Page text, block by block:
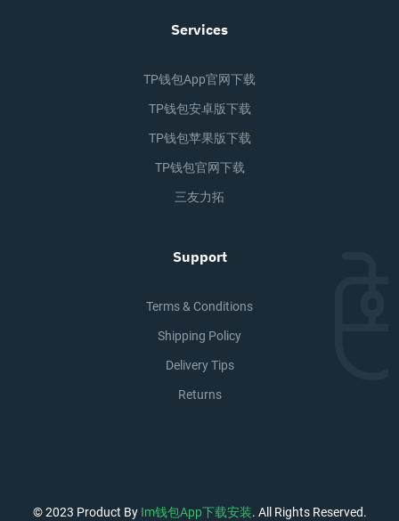
Services
TP钱包app官网下载
TP钱包安卓版下载
TP钱包苹果版下载
TP钱包官网下载
三友力拓
Support
Terms & Conditions
Shipping Policy
Delivery Tips
Returns
© 2023 Product By Im钱包app下载安装. All Rights Reserved.